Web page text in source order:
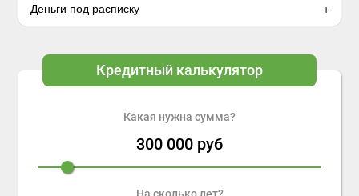
Деньги под расписку
Кредитный калькулятор
Какая нужна сумма?
300 000 руб